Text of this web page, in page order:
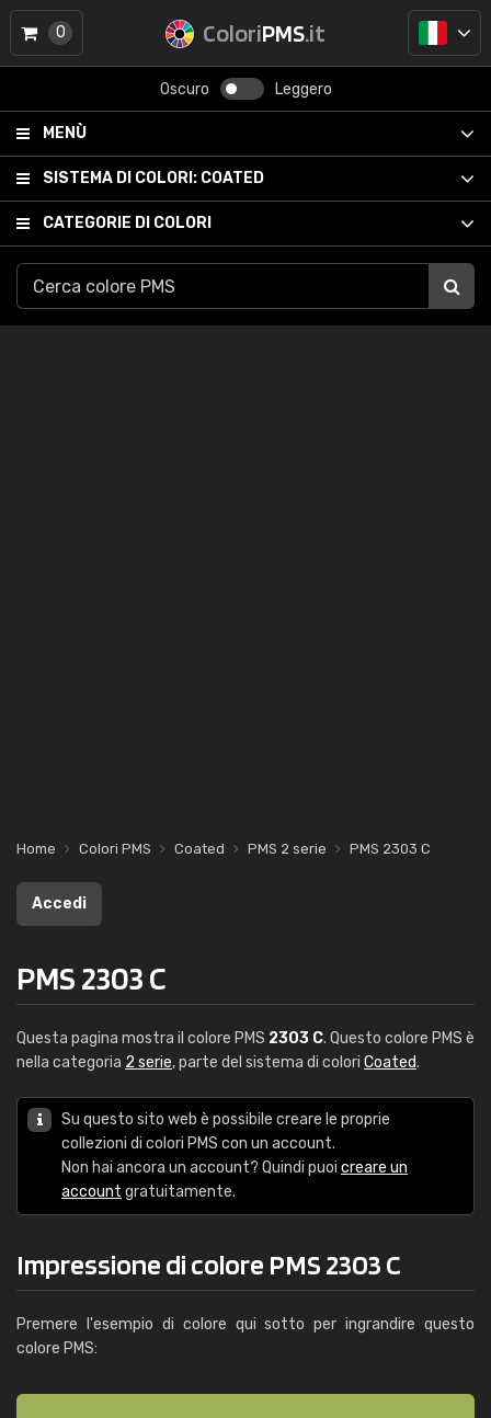
ColoriPMS.it
Oscuro Leggero
MENÙ
SISTEMA DI COLORI: COATED
CATEGORIE DI COLORI
0
Home Colori PMS Coated PMS 2 serie PMS 2303 C
Accedi
PMS 2303 C
Questa pagina mostra il colore PMS 2303 C. Questo colore PMS è
nella categoria 2 serie, parte del sistema di colori Coated.
Su questo sito web è possibile creare le proprie
collezioni di colori PMS con un account.
Non hai ancora un account? Quindi puoi creare un
account gratuitamente.
Impressione di colore PMS 2303 C
Premere l'esempio di colore qui sotto per ingrandire questo
colore PMS: